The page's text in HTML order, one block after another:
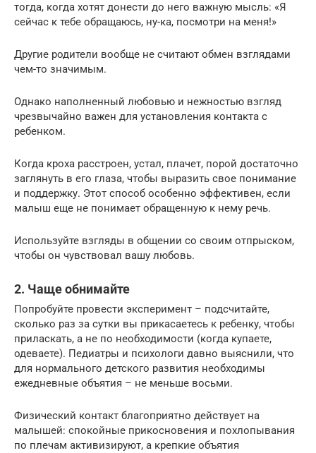
тогда, когда хотят донести до него важную мысль: «Я
сейчас к тебе обращаюсь, ну-ка, посмотри на меня!»
Другие родители вообще не считают обмен взглядами
чем-то значимым.
Однако наполненный любовью и нежностью взгляд
чрезвычайно важен для установления контакта с
ребенком.
Когда кроха расстроен, устал, плачет, порой достаточно
заглянуть в его глаза, чтобы выразить свое понимание
и поддержку. Этот способ особенно эффективен, если
малыш еще не понимает обращенную к нему речь.
Используйте взгляды в общении со своим отпрыском,
чтобы он чувствовал вашу любовь.
2. Чаще обнимайте
Попробуйте провести эксперимент – подсчитайте,
сколько раз за сутки вы прикасаетесь к ребенку, чтобы
приласкать, а не по необходимости (когда купаете,
одеваете). Педиатры и психологи давно выяснили, что
для нормального детского развития необходимы
ежедневные объятия – не меньше восьми.
Физический контакт благоприятно действует на
малышей: спокойные прикосновения и похлопывания
по плечам активизируют, а крепкие объятия